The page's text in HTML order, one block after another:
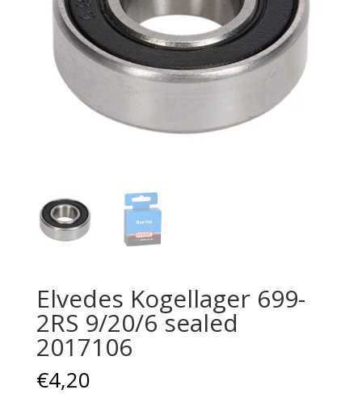
Elvedes Kogellager 699-
2RS 9/20/6 sealed
2017106
€4,20